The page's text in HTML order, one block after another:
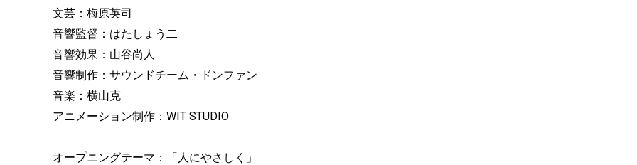
文芸：梅原英司
音響監督：はたしょう二
音響効果：山谷尚人
音響制作：サウンドチーム・ドンファン
音楽：横山克
アニメーション制作：WIT STUDIO
オープニングテーマ：「人にやさしく」